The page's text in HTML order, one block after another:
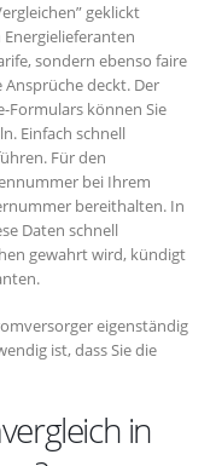
geklickt
sondern ebenso faire
deckt. Der
Formulars können Sie
Einfach schnell
Für den
bei Ihrem
bereithalten. In
Daten schnell
gewahrt wird, kündigt
eigenständig
ist, dass Sie die
in